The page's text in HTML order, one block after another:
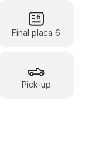
Final placa 6
Pick-up